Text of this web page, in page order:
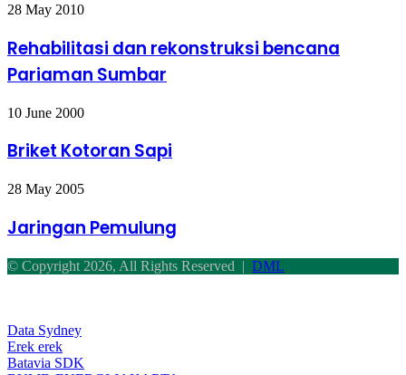
Rehabilitasi
rekonstruksi
bencana
Pariaman
28 May 2010
Rehabilitasi dan rekonstruksi bencana
Pariaman Sumbar
Briket
Sapi
10 June 2000
Briket Kotoran Sapi
Jaringan
28 May 2005
Jaringan Pemulung
© Copyright 2026, All Rights Reserved | DML
top
button
Data Sydney
Erek erek
Batavia SDK